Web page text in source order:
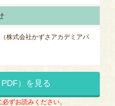
株式会社かずさアカデミアパ
）を見る
ずお読みください。